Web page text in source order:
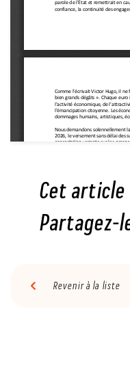
Revenir à la liste
Cet article
Partagez-